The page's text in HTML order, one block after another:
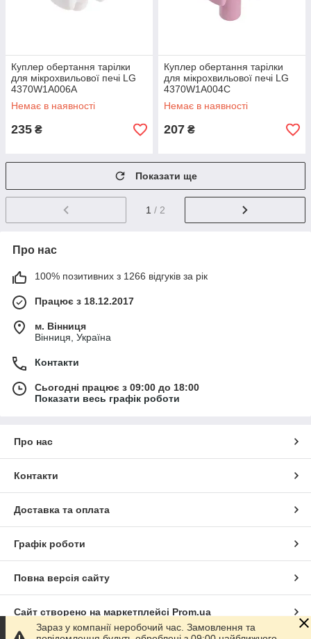
Куплер обертання тарілки
для мікрохвильової печі LG
4370W1A006A
Немає в наявності
235 ₴
Куплер обертання тарілки
для мікрохвильової печі LG
4370W1A004C
Немає в наявності
207 ₴
Показати ще
1 / 2
Про нас
100% позитивних з 1266 відгуків за рік
Працює з 18.12.2017
м. Вінниця
Вінниця, Україна
Контакти
Сьогодні працює з 09:00 до 18:00
Показати весь графік роботи
Про нас
Контакти
Доставка та оплата
Графік роботи
Повна версія сайту
Сайт створено на маркетплейсі Prom.ua
Зараз у компанії неробочий час. Замовлення та